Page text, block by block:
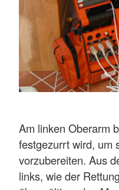
Am linken Oberarm
festgezurrt wird, um
vorzubereiten. Aus
links, wie der